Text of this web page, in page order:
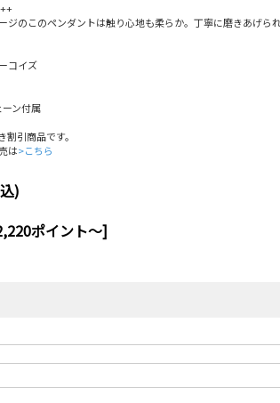
ジのこのペンダントは触り心地も柔らか。丁寧に磨きあげら
コイズ
ン付属
引商品です。
は>こちら
)
ポイント～]